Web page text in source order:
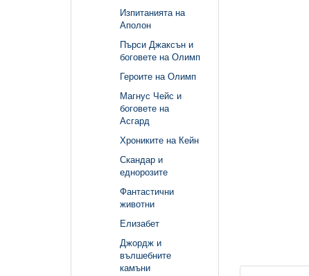
Изпитанията на
Аполон
Пърси Джаксън и
боговете на Олимп
Героите на Олимп
Магнус Чейс и
боговете на
Асгард
Хрониките на Кейн
Скандар и
еднорозите
Фантастични
животни
Елизабет
Джордж и
вълшебните
камъни